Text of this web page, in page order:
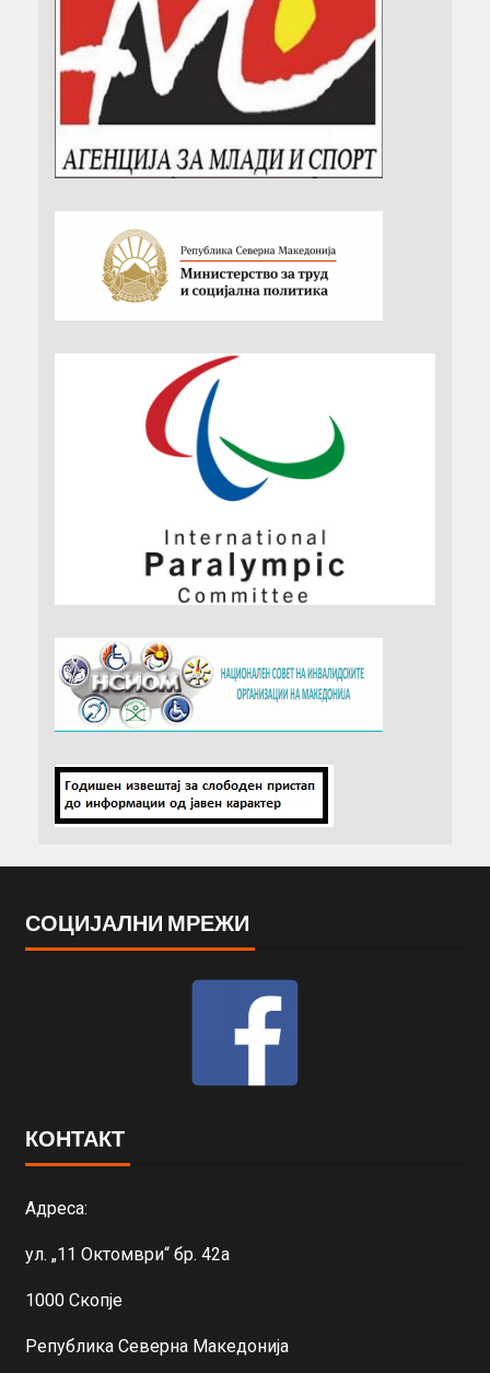
СОЦИЈАЛНИ МРЕЖИ
КОНТАКТ
Адреса:
ул. „11 Октомври“ бр. 42а
1000 Скопје
Република Северна Македонија